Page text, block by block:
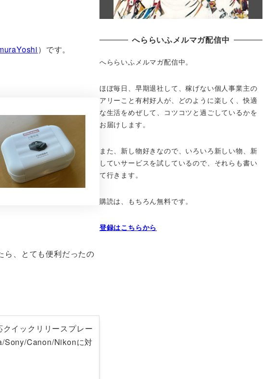
）です。
ら、とても便利だったの
イックリリースプレー
Sony/Canon/Nikonに対
へららいふメルマガ配信中
へららいふメルマガ配信中。
ほぼ毎日、早期退社して、稼げない個人事業主の
アリーこと有村好人が、どのように楽しく、快適
な生活をめぜして、 コツコツと過ごしているかを
お届けします。
また、新し物好きなので、いろいろ新しい物、 新
していサービスを試しているので、それらも書い
て行きます。
購読は、もちろん無料です。
登録はこちらから